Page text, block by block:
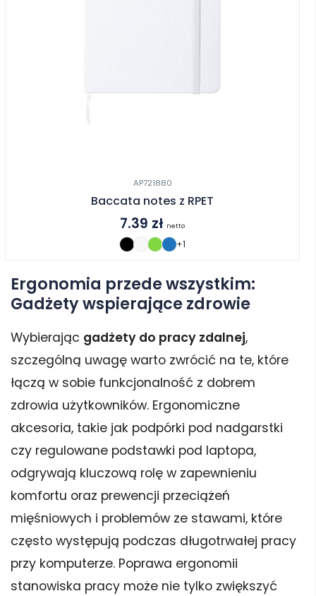
AP721880
Baccata notes z RPET
7.39 zł netto
+1
Ergonomia przede wszystkim:
Gadżety wspierające zdrowie
Wybierając gadżety do pracy zdalnej,
szczególną uwagę warto zwrócić na te, które
łączą w sobie funkcjonalność z dobrem
zdrowia użytkowników. Ergonomiczne
akcesoria, takie jak podpórki pod nadgarstki
czy regulowane podstawki pod laptopa,
odgrywają kluczową rolę w zapewnieniu
komfortu oraz prewencji przeciążeń
mięśniowych i problemów ze stawami, które
często występują podczas długotrwałej pracy
przy komputerze. Poprawa ergonomii
stanowiska pracy może nie tylko zwiększyć